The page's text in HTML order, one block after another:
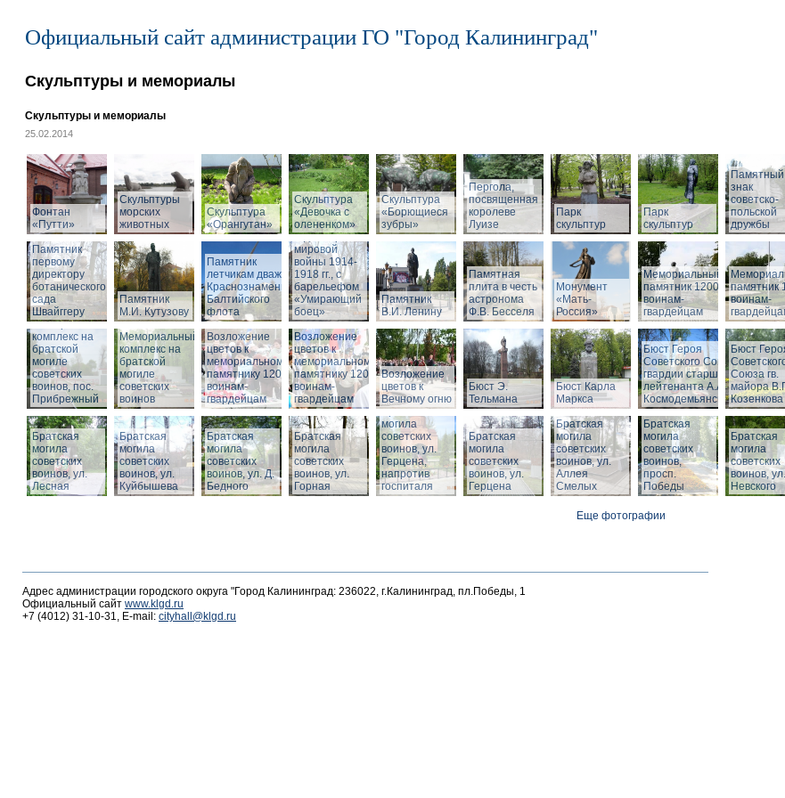
Официальный сайт администрации ГО "Город Калининград"
Скульптуры и мемориалы
Скульптуры и мемориалы
25.02.2014
Фонтан
«Путти»
Скульптуры
морских
животных
Скульптура
«Орангутан»
Скульптура
«Девочка с
олененком»
Скульптура
«Борющиеся
зубры»
Пергола,
посвященная
королеве
Луизе
Парк
скульптур
Парк
скульптур
Памятный
знак
советско-
польской
дружбы
Памятник
первому
директору
ботанического
сада
Швайггеру
Памятник
М.И. Кутузову
Памятник
летчикам дважды
Краснознаменного
Балтийского
флота
Памятник
воинам,
погибшим в
годы Первой
мировой
войны 1914-
1918 гг., с
барельефом
«Умирающий
боец»
Памятник
В.И. Ленину
Памятная
плита в честь
астронома
Ф.В. Бесселя
Монумент
«Мать-
Россия»
Мемориальный
памятник 1200
воинам-
гвардейцам
памятник
воинам-
Мемориальный
комплекс на
братской
могиле
советских
воинов, пос.
Прибрежный
Мемориальный
комплекс на
братской
могиле
советских
воинов
Возложение
цветов к
мемориальному
памятнику 1200
воинам-
гвардейцам
Возложение
цветов к
мемориальному
памятнику 1200
воинам-
гвардейцам
Возложение
цветов к
Вечному огню
Бюст Э.
Тельмана
Бюст Карла
Маркса
Бюст Героя
Советского Союза
гвардии старшего
лейтенанта А.А.
Космодемьянского
Бюст
Союза гв.
майора
Козенкова
Братская
могила
советских
воинов, ул.
Лесная
Братская
могила
советских
воинов, ул.
Куйбышева
Братская
могила
советских
воинов, ул. Д.
Бедного
Братская
могила
советских
воинов, ул.
Горная
Братская
могила
советских
воинов, ул.
Герцена,
напротив
госпиталя
Братская
могила
советских
воинов, ул.
Герцена
Братская
могила
советских
воинов, ул.
Аллея
Смелых
Братская
могила
советских
воинов,
просп.
Победы
Братская
могила
советских
воинов,
Невского
Еще фотографии
Адрес администрации городского округа "Город Калининград: 236022, г.Калининград, пл.Победы, 1
Официальный сайт www.klgd.ru
+7 (4012) 31-10-31, E-mail: cityhall@klgd.ru